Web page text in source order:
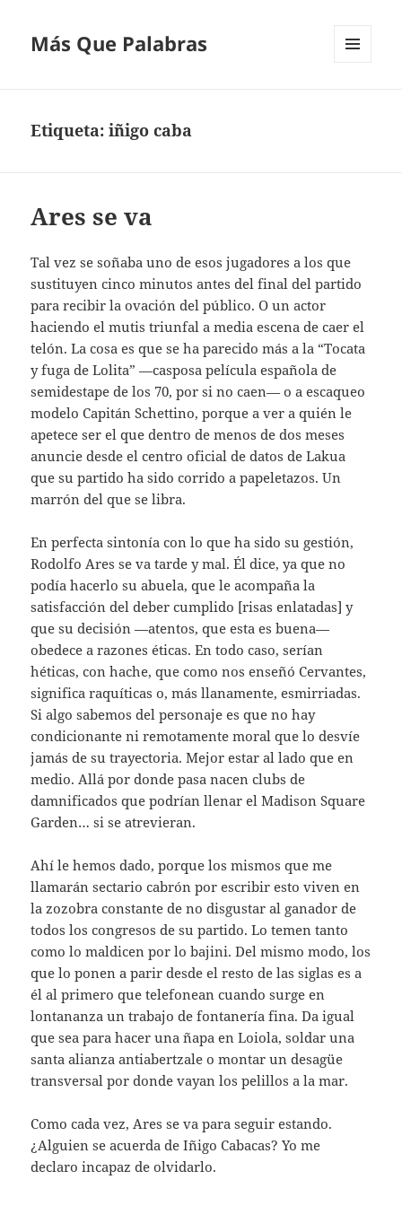
Más Que Palabras
Etiqueta:iñigo caba
Ares se va
Tal vez se soñaba uno de esos jugadores a los que
sustituyen cinco minutos antes del final del partido
para recibir la ovación del público. O un actor
haciendo el mutis triunfal a media escena de caer el
telón. La cosa es que se ha parecido más a la “Tocata
y fuga de Lolita” —casposa película española de
semidestape de los 70, por si no caen— o a escaqueo
modelo Capitán Schettino, porque a ver a quién le
apetece ser el que dentro de menos de dos meses
anuncie desde el centro oficial de datos de Lakua
que su partido ha sido corrido a papeletazos. Un
marrón del que se libra.
En perfecta sintonía con lo que ha sido su gestión,
Rodolfo Ares se va tarde y mal. Él dice, ya que no
podía hacerlo su abuela, que le acompaña la
satisfacción del deber cumplido [risas enlatadas] y
que su decisión —atentos, que esta es buena—
obedece a razones éticas. En todo caso, serían
héticas, con hache, que como nos enseñó Cervantes,
significa raquíticas o, más llanamente, esmirriadas.
Si algo sabemos del personaje es que no hay
condicionante ni remotamente moral que lo desvíe
jamás de su trayectoria. Mejor estar al lado que en
medio. Allá por donde pasa nacen clubs de
damnificados que podrían llenar el Madison Square
Garden… si se atrevieran.
Ahí le hemos dado, porque los mismos que me
llamarán sectario cabrón por escribir esto viven en
la zozobra constante de no disgustar al ganador de
todos los congresos de su partido. Lo temen tanto
como lo maldicen por lo bajini. Del mismo modo, los
que lo ponen a parir desde el resto de las siglas es a
él al primero que telefonean cuando surge en
lontananza un trabajo de fontanería fina. Da igual
que sea para hacer una ñapa en Loiola, soldar una
santa alianza antiabertzale o montar un desagüe
transversal por donde vayan los pelillos a la mar.
Como cada vez, Ares se va para seguir estando.
¿Alguien se acuerda de Iñigo Cabacas? Yo me
declaro incapaz de olvidarlo.